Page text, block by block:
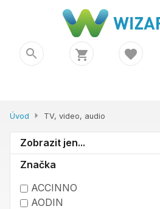
Úvod TV, video, audio
Zobrazit jen...
Značka
ACCINNO
AODIN